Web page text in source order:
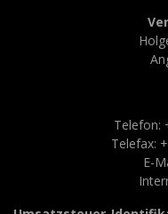
Telefon:
Telefax:
E-